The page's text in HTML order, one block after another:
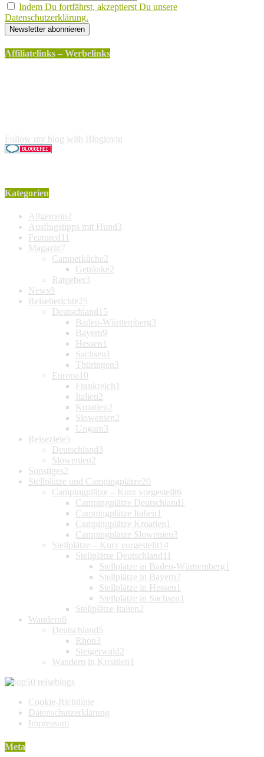
Indem Du fortfährst, akzeptierst Du unsere
Datenschutzerklärung.
Affiliatelinks – Werbelinks
Follow my blog with Bloglovin
Kategorien
Allgemein2
Ausflugstipps mit Hund3
Featured 11
Magazin7
Camperküche2
Getränke2
Ratgeber3
News9
Reiseberichte25
Deutschland 15
Baden-Württemberg3
Bayern9
Hessen 1
Sachsen 1
Thüringen3
Europa 10
Frankreich 1
Italien2
Kroatien2
Slowenien2
Ungarn3
Reiseziele5
Deutschland3
Slowenien2
Sonstiges2
Stellplätze und Campingplätze20
Campingplätze – Kurz vorgestellt6
Campingplätze Deutschland 1
Campingplätze Italien 1
Campingplätze Kroatien 1
Campingplätze Slowenien3
Stellplätze – Kurz vorgestellt 14
Stellplätze Deutschland 11
Stellplätze in Baden-Württemberg 1
Stellplätze in Bayern7
Stellplätze in Hessen 1
Stellplätze in Sachsen 1
Stellplätze Italien2
Wandern6
Deutschland5
Rhön3
Steigerwald2
Wandern in Kroatien 1
Cookie-Richtlinie
Datenschutzerklärung
Impressum
Meta